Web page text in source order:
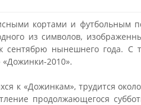
кортами и футбольным
из символов,
сентябрю нынешнего года. С
2010».
к «Дожинкам», трудится
продолжающегося